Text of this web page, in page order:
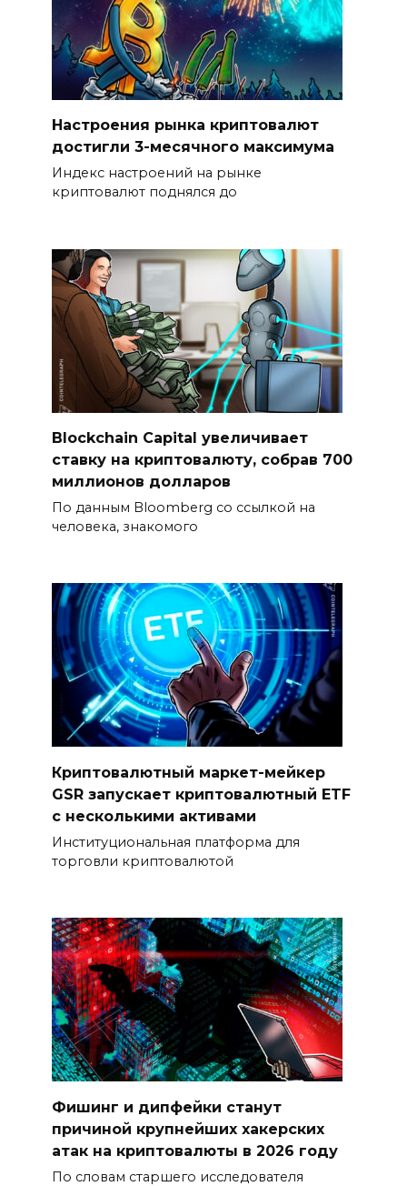
Настроения рынка криптовалют
достигли 3-месячного максимума
Индекс настроений на рынке
криптовалют поднялся до
Blockchain Capital увеличивает
ставку на криптовалюту, собрав 700
миллионов долларов
По данным Bloomberg со ссылкой на
человека, знакомого
Криптовалютный маркет-мейкер
GSR запускает криптовалютный ETF
с несколькими активами
Институциональная платформа для
торговли криптовалютой
Фишинг и дипфейки станут
причиной крупнейших хакерских
атак на криптовалюты в 2026 году
По словам старшего исследователя